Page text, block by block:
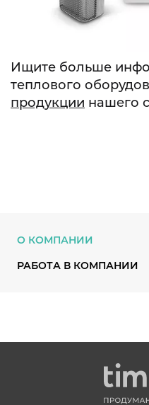
О КОМПАНИИ
РАБОТА В КОМПАНИИ
Ищите больше
теплового
продукции нашего